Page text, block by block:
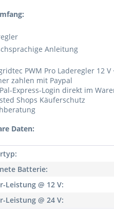
Anleitung
PWM Pro Laderegler 12 V
zahlen mit Paypal
Express-Login direkt im
Shops Käuferschutz
Daten:
Batterie:
Leistung @ 12 V:
Leistung @ 24 V: